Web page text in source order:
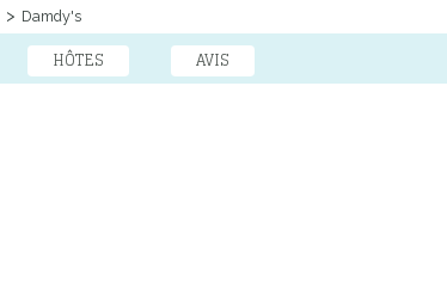
Damdy's
HÔTES AVIS